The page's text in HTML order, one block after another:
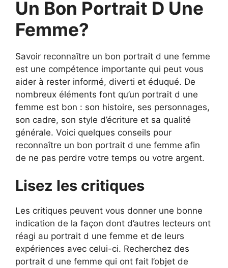
Un Bon Portrait D Une
Femme?
Savoir reconnaître un bon portrait d une femme
est une compétence importante qui peut vous
aider à rester informé, diverti et éduqué. De
nombreux éléments font qu’un portrait d une
femme est bon : son histoire, ses personnages,
son cadre, son style d’écriture et sa qualité
générale. Voici quelques conseils pour
reconnaître un bon portrait d une femme afin
de ne pas perdre votre temps ou votre argent.
Lisez les critiques
Les critiques peuvent vous donner une bonne
indication de la façon dont d’autres lecteurs ont
réagi au portrait d une femme et de leurs
expériences avec celui-ci. Recherchez des
portrait d une femme qui ont fait l’objet de